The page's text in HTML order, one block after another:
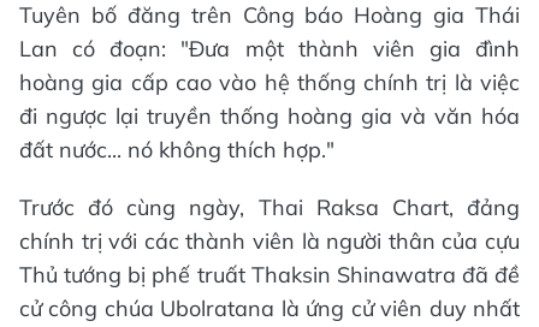
Tuyên bố đăng trên Công báo Hoàng gia Thái
Lan có đoạn: "Đưa một thành viên gia đình
hoàng gia cấp cao vào hệ thống chính trị là việc
đi ngược lại truyền thống hoàng gia và văn hóa
đất nước... nó không thích hợp."
Trước đó cùng ngày, Thai Raksa Chart, đảng
chính trị với các thành viên là người thân của cựu
Thủ tướng bị phế truất Thaksin Shinawatra đã đề
cử công chúa Ubolratana là ứng cử viên duy nhất